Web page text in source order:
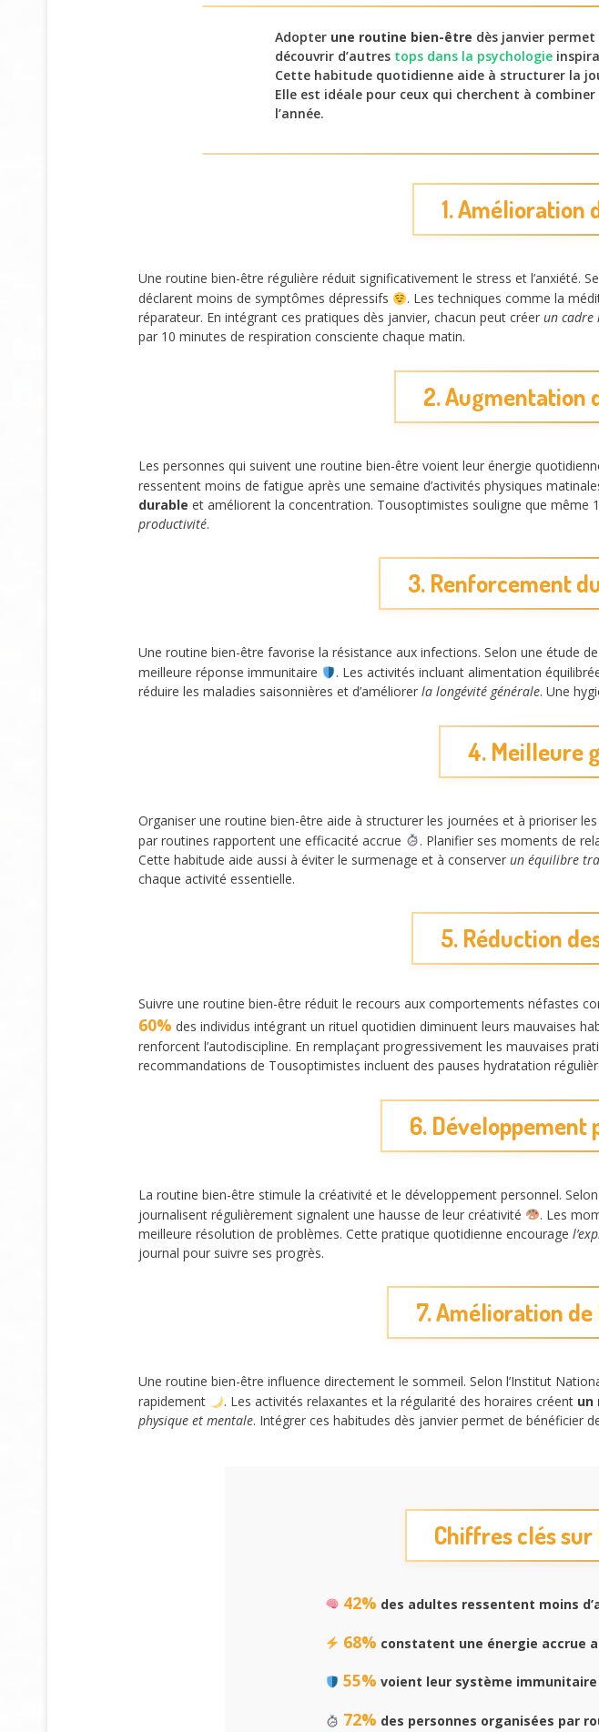
Adopter une routine bien-être dès janvier permet
découvrir d’autres tops dans la psychologie
Cette habitude quotidienne aide à structurer la
Elle est idéale pour ceux qui cherchent à
l’année.
1. Amélioration
Une routine bien-être régulière réduit significativement le stress et l’anxiété.
déclarent moins de symptômes dépressifs
. Les techniques comme la
réparateur. En intégrant ces pratiques dès janvier, chacun peut créer un cadre
par 10 minutes de respiration consciente chaque matin.
2. Augmentation
Les personnes qui suivent une routine bien-être voient leur énergie
ressentent moins de fatigue après une semaine d’activités physiques
durable et améliorent la concentration. Tousoptimistes souligne que même
productivité.
3. Renforcement
Une routine bien-être favorise la résistance aux infections. Selon une étude de
meilleure réponse immunitaire
. Les activités incluant alimentation
réduire les maladies saisonnières et d’améliorer la longévité générale. Une
4. Meilleure
Organiser une routine bien-être aide à structurer les journées et à prioriser
par routines rapportent une efficacité accrue
. Planifier ses moments de
Cette habitude aide aussi à éviter le surmenage et à conserver un équilibre
chaque activité essentielle.
5. Réduction
Suivre une routine bien-être réduit le recours aux comportements néfastes
60% des individus intégrant un rituel quotidien diminuent leurs mauvaises
renforcent l’autodiscipline. En remplaçant progressivement les mauvaises
recommandations de Tousoptimistes incluent des pauses hydratation
6.
La routine bien-être stimule la créativité et le développement personnel.
journalisent régulièrement signalent une hausse de leur créativité
. Les
meilleure résolution de problèmes. Cette pratique quotidienne encourage
journal pour suivre ses progrès.
7. Amélioration
Une routine bien-être influence directement le sommeil. Selon l’Institut
rapidement
. Les activités relaxantes et la régularité des horaires créent un
physique et mentale. Intégrer ces habitudes dès janvier permet de bénéficier
Chiffres clés
42% des adultes ressentent moins
68% constatent une énergie accrue
55% voient leur système
72% des personnes organisées par